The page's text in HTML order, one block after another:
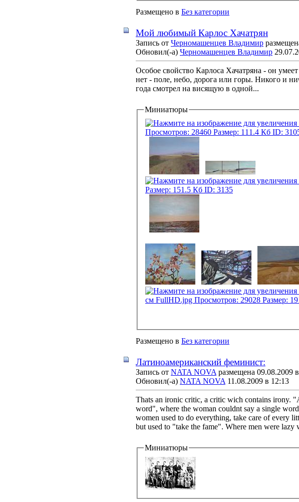
Размещено в Без категории
Мой любимый Карлос Хачатрян
Запись от Черномашенцев Владимир
Обновил(-а) Черномашенцев Владимир
Особое свойство Карлоса Хачатряна - он
нет - поле, небо, дорога или горы. Никого и
года смотрел на висящую в одной...
Миниатюры
Размещено в Без категории
Латиноамериканский феминист:
Запись от NATA NOVA размещена 09.08.2009
Обновил(-а) NATA NOVA 11.08.2009 в 12:13
Thats an ironic critic, a critic wich contains irony.
word", where the woman couldnt say a single
women used to do everything, take care of every
but used to "take the fame". Where men were lazy
Миниатюры